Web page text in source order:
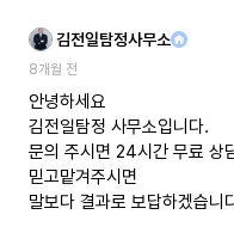
김전일탐정사무소
8개월 전
안녕하세요
김전일탐정 사무소입니다.
문의 주시면 24시간 무료 상
믿고맡겨주시면
말보다 결과로 보답하겠습니